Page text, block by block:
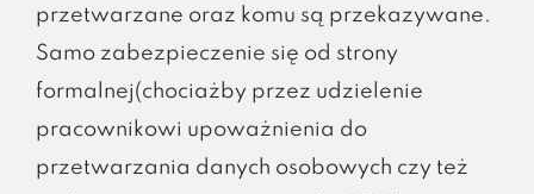
przetwarzane oraz komu są przekazywane.
Samo zabezpieczenie się od strony
formalnej(chociażby przez udzielenie
pracownikowi upoważnienia do
przetwarzania danych osobowych czy też